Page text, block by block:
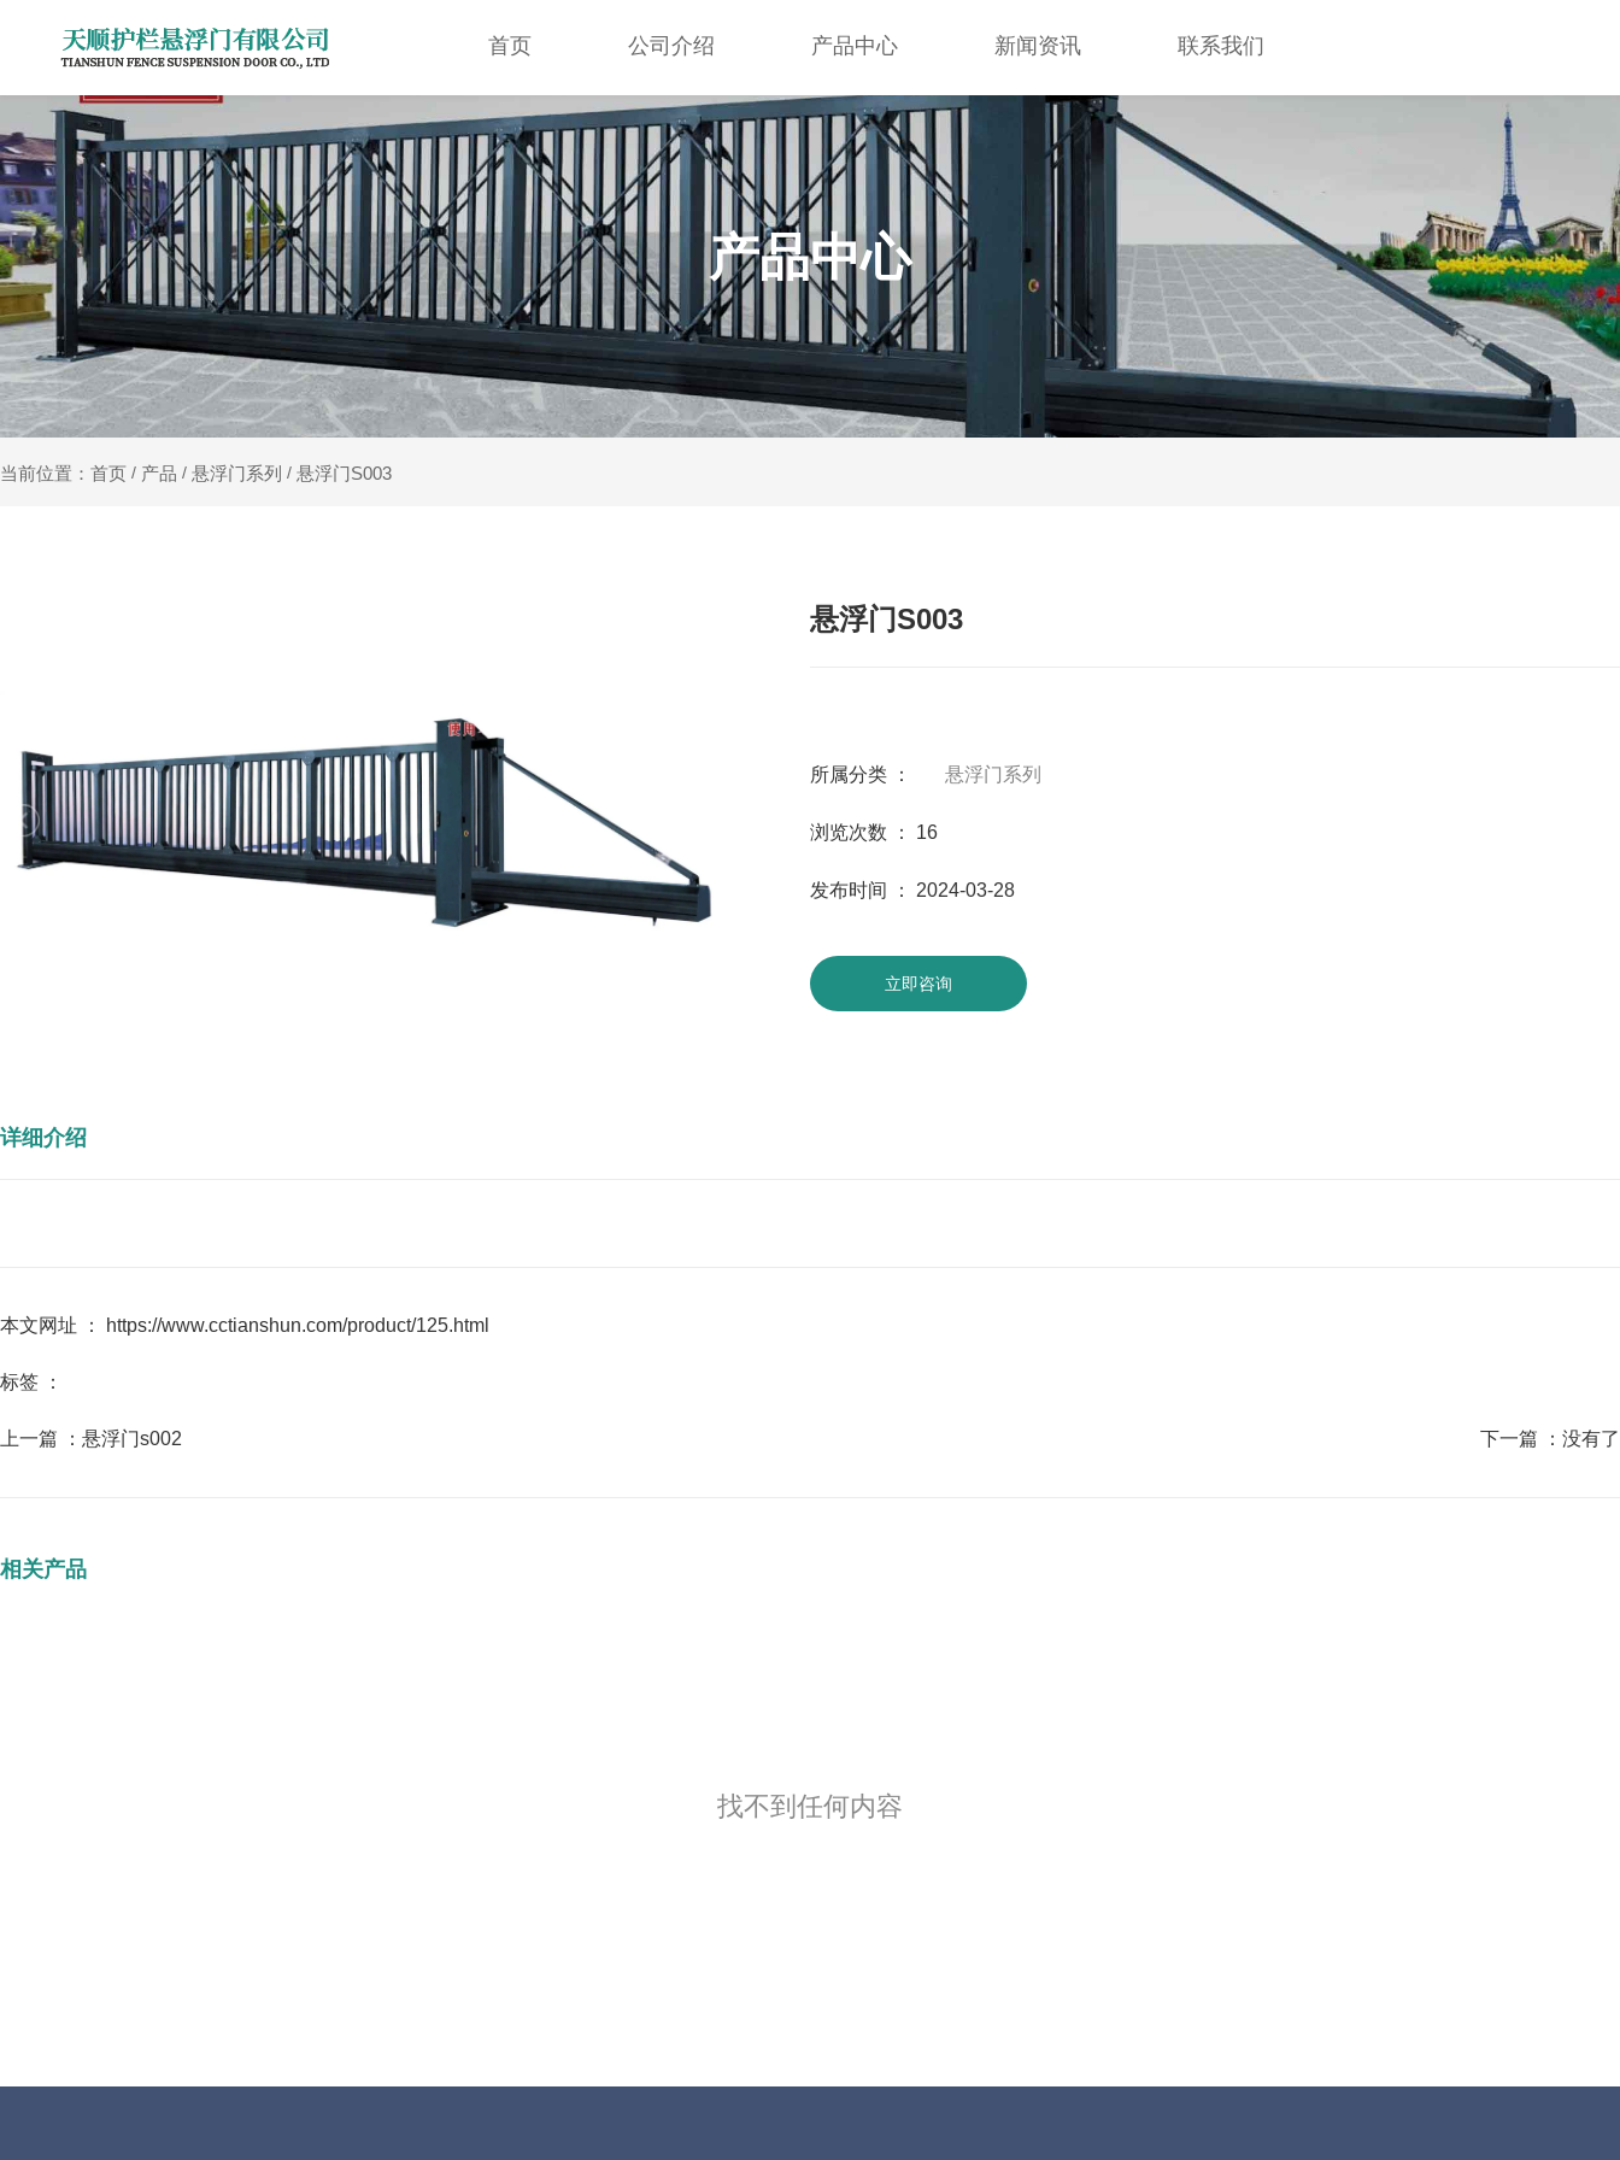
首页 公司介绍 产品中心 新闻资讯 联系我们
产品中心
当前位置：首页 / 产品 / 悬浮门系列 / 悬浮门S003
悬浮门S003
所属分类 ： 悬浮门系列
浏览次数 ： 16
发布时间 ： 2024-03-28
立即咨询
详细介绍
本文网址 ： https://www.cctianshun.com/product/125.html
标签 ：
上一篇 ： 悬浮门s002 下一篇 ： 没有了
相关产品
找不到任何内容